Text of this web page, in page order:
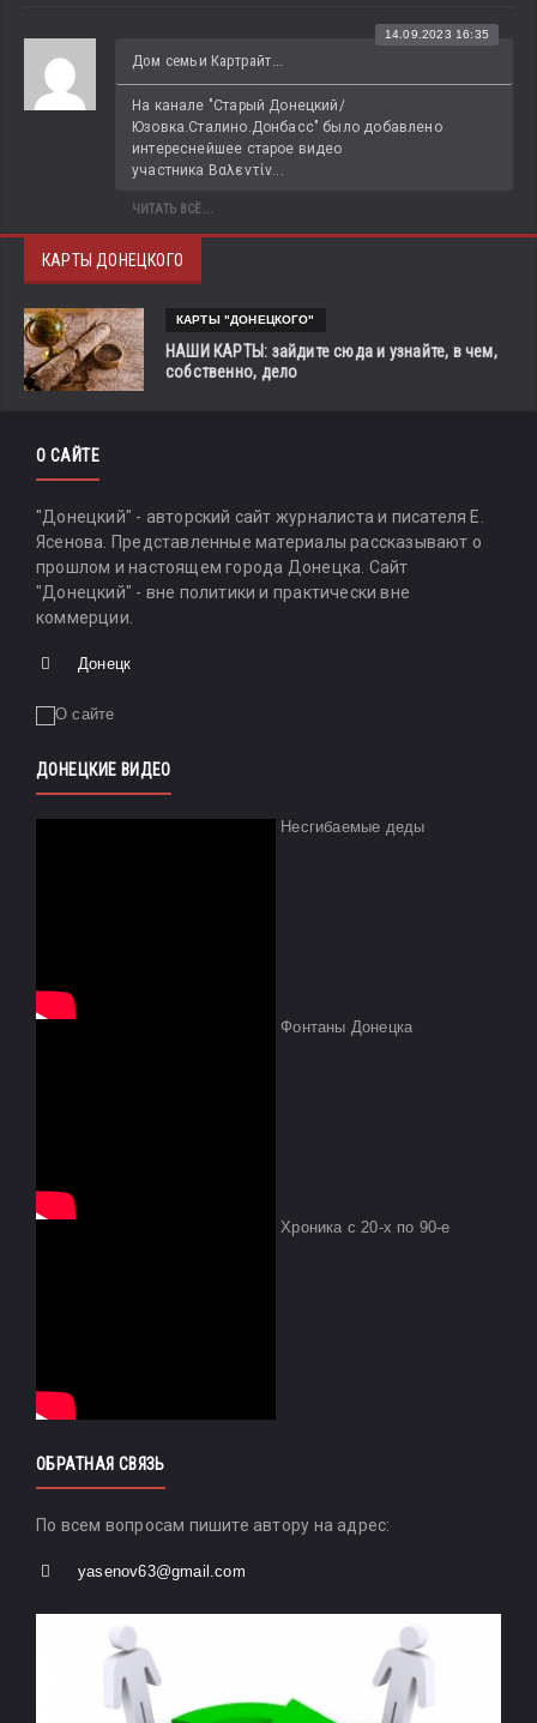
Дом семьи Картрайт...
14.09.2023 16:35
На канале "Старый Донецкий/
Юзовка.Сталино.Донбасс" было добавлено
интереснейшее старое видео
участника Βαλεντίν...
ЧИТАТЬ ВСЁ...
КАРТЫ ДОНЕЦКОГО
КАРТЫ "ДОНЕЦКОГО"
НАШИ КАРТЫ: зайдите сюда и узнайте, в чем,
собственно, дело
О САЙТЕ
"Донецкий" - авторский сайт журналиста и писателя Е.
Ясенова. Представленные материалы рассказывают о
прошлом и настоящем города Донецка. Сайт
"Донецкий" - вне политики и практически вне
коммерции.
Донецк
ДОНЕЦКИЕ ВИДЕО
Несгибаемые деды
Фонтаны Донецка
Хроника с 20-х по 90-е
ОБРАТНАЯ СВЯЗЬ
По всем вопросам пишите автору на адрес:
yasenov63@gmail.com